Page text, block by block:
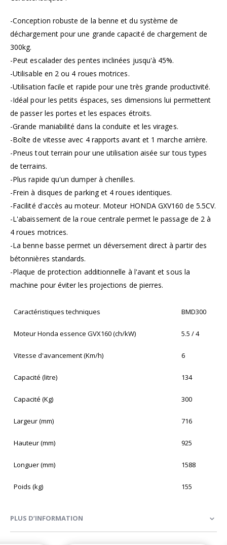
-Conception robuste de la benne et du système de
déchargement pour une grande capacité de chargement de
300kg.
-Peut escalader des pentes inclinées jusqu'à 45%.
-Utilisable en 2 ou 4 roues motrices.
-Utilisation facile et rapide pour une très grande productivité.
-Idéal pour les petits éspaces, ses dimensions lui permettent
de passer les portes et les espaces étroits.
-Grande maniabilité dans la conduite et les virages.
-Boîte de vitesse avec 4 rapports avant et 1 marche arrière.
-Pneus tout terrain pour une utilisation aisée sur tous types
de terrains.
-Plus rapide qu'un dumper à chenilles.
-Frein à disques de parking et 4 roues identiques.
-Facilité d'accès au moteur. Moteur HONDA GXV160 de 5.5CV.
-L'abaissement de la roue centrale permet le passage de 2 à
4 roues motrices.
-La benne basse permet un déversement direct à partir des
bétonnières standards.
-Plaque de protection additionnelle à l'avant et sous la
machine pour éviter les projections de pierres.
Caractéristiques techniques BMD300
Moteur Honda essence GVX160 (ch/kW) 5.5 / 4
Vitesse d'avancement (Km/h) 6
Capacité (litre) 134
Capacité (Kg) 300
Largeur (mm) 716
Hauteur (mm) 925
Longuer (mm) 1588
Poids (kg) 155
PLUS D’INFORMATION